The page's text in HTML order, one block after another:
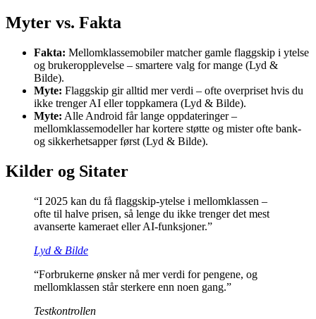
Myter vs. Fakta
Fakta: Mellomklassemobiler matcher gamle flaggskip i ytelse
og brukeropplevelse – smartere valg for mange (Lyd &
Bilde).
Myte: Flaggskip gir alltid mer verdi – ofte overpriset hvis du
ikke trenger AI eller toppkamera (Lyd & Bilde).
Myte: Alle Android får lange oppdateringer –
mellomklassemodeller har kortere støtte og mister ofte bank-
og sikkerhetsapper først (Lyd & Bilde).
Kilder og Sitater
“I 2025 kan du få flaggskip-ytelse i mellomklassen –
ofte til halve prisen, så lenge du ikke trenger det mest
avanserte kameraet eller AI-funksjoner.”
Lyd & Bilde
“Forbrukerne ønsker nå mer verdi for pengene, og
mellomklassen står sterkere enn noen gang.”
Testkontrollen